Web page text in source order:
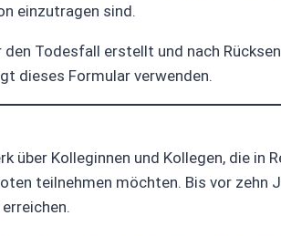
einzutragen sind.
Todesfall erstellt und nach
dieses Formular verwenden.
Kolleginnen und Kollegen, die in
teilnehmen möchten. Bis vor zehn